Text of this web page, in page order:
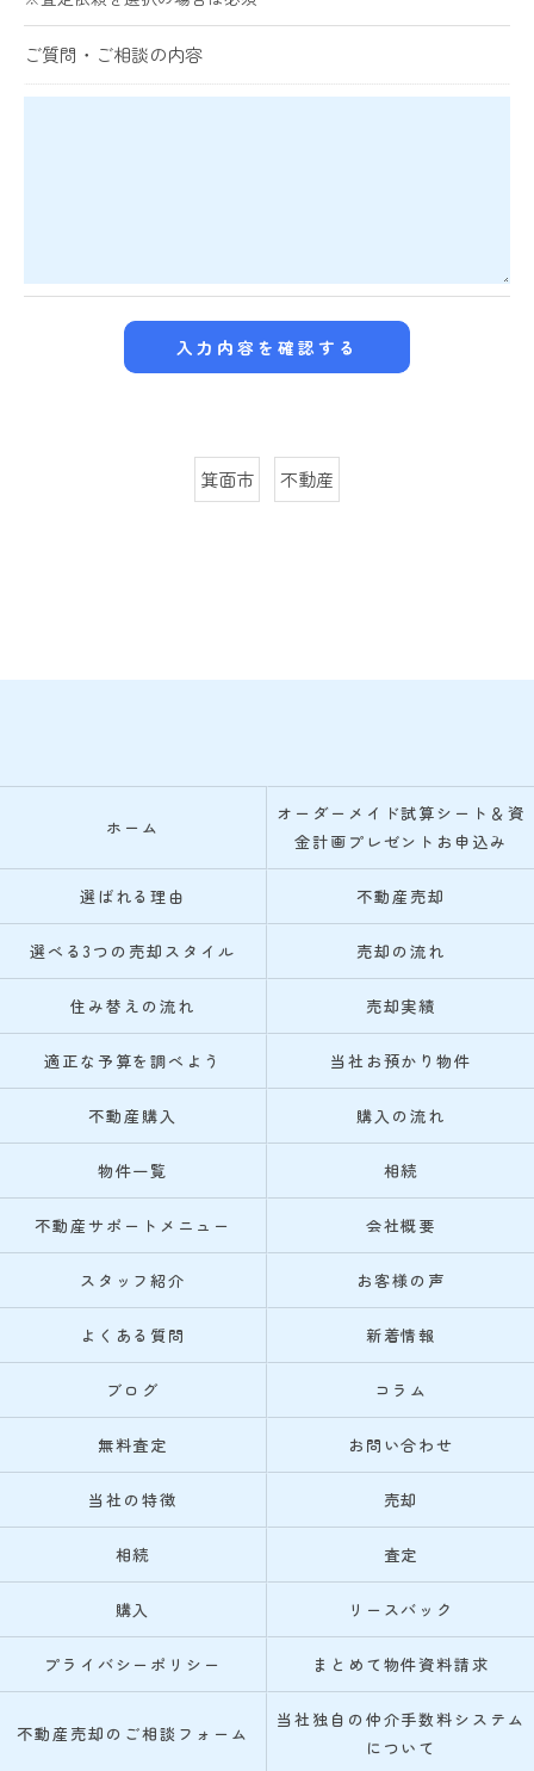
つきましては、お電話でお問合せ下さい。
ご質問・ご相談の内容
箕面市 不動産
ホーム
オーダーメイド試算シート＆資
金計画プレゼントお申込み
選ばれる理由 不動産売却
選べる3つの売却スタイル 売却の流れ
住み替えの流れ 売却実績
適正な予算を調べよう 当社お預かり物件
不動産購入 購入の流れ
物件一覧 相続
不動産サポートメニュー 会社概要
スタッフ紹介 お客様の声
よくある質問 新着情報
ブログ コラム
無料査定 お問い合わせ
当社の特徴 売却
相続 査定
購入 リースバック
プライバシーポリシー まとめて物件資料請求
不動産売却のご相談フォーム
当社独自の仲介手数料システム
について